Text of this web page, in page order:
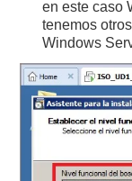
en este caso
tenemos
Windows